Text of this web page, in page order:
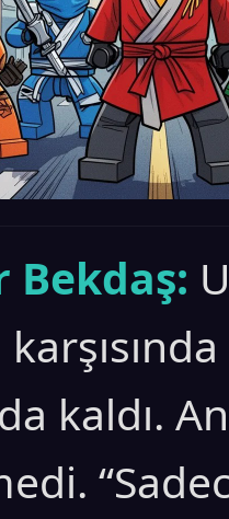
Bekdaş:
kaldı.